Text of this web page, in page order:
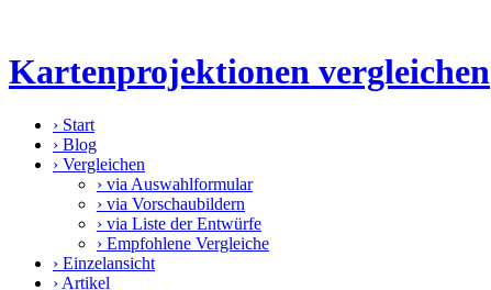
Kartenprojektionen vergleichen
› Start
› Blog
› Vergleichen
› via Auswahlformular
› via Vorschaubildern
› via Liste der Entwürfe
› Empfohlene Vergleiche
› Einzelansicht
› Artikel